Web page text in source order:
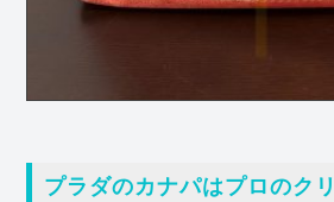
プラダのカナパはプロのク